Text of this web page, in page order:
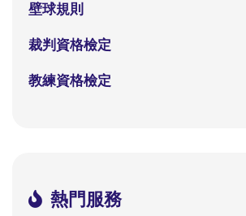
壁球規則
裁判資格檢定
教練資格檢定
熱門服務